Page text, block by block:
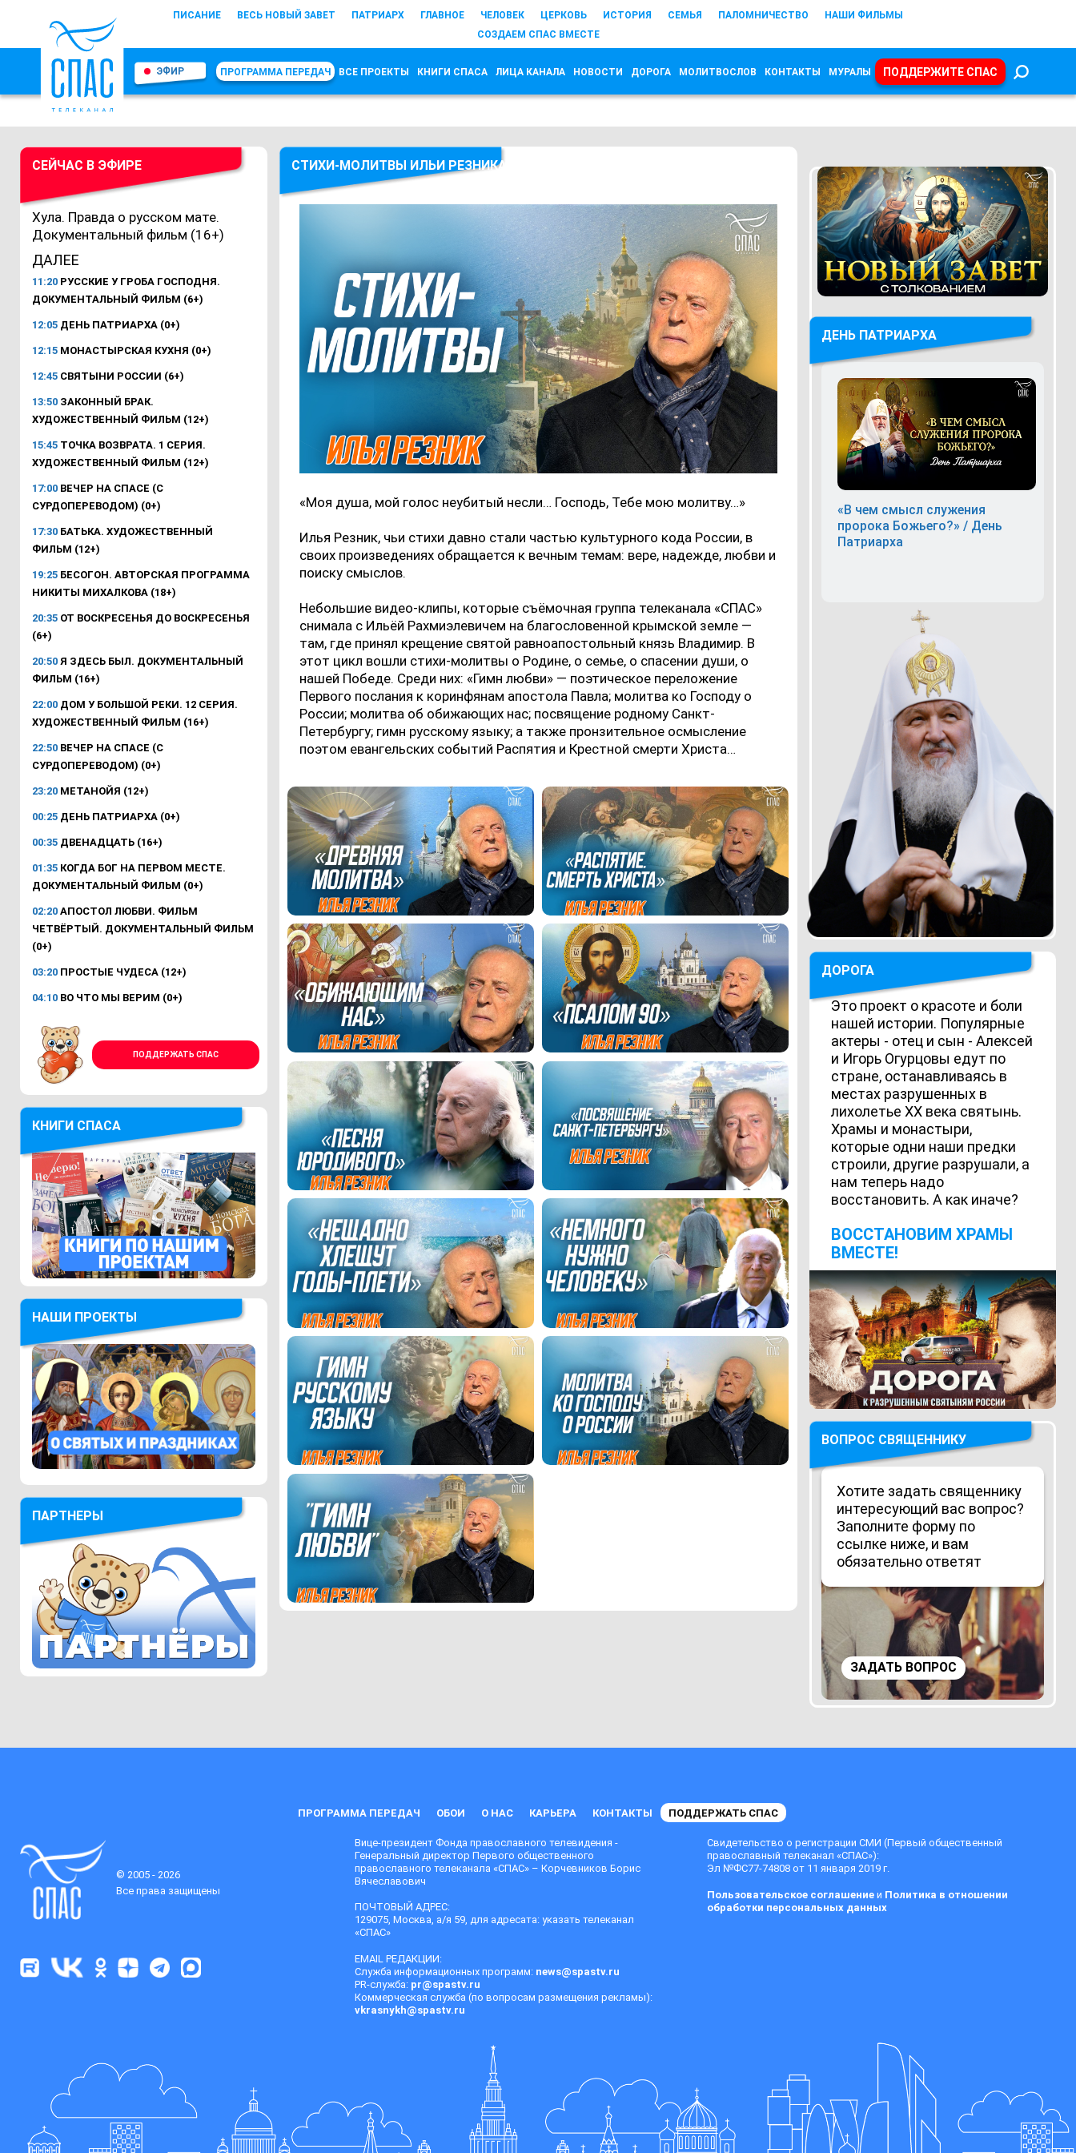
ПИСАНИЕ ВЕСЬ НОВЫЙ ЗАВЕТ ПАТРИАРХ ГЛАВНОЕ ЧЕЛОВЕК ЦЕРКОВЬ ИСТОРИЯ СЕМЬЯ ПАЛОМНИЧЕСТВО
НАШИ ФИЛЬМЫ
СОЗДАЕМ СПАС ВМЕСТЕ
ЭФИР ПРОГРАММА ПЕРЕДАЧ ВСЕ ПРОЕКТЫ КНИГИ СПАСА ЛИЦА КАНАЛА НОВОСТИ ДОРОГА МОЛИТВОСЛОВ КОНТАКТЫ МУРАЛЫ ПОДДЕРЖИТЕ СПАС
СЕЙЧАС В ЭФИРЕ
Хула. Правда о русском мате.
Документальный фильм (16+)
ДАЛЕЕ
11:20 РУССКИЕ У ГРОБА ГОСПОДНЯ.
ДОКУМЕНТАЛЬНЫЙ ФИЛЬМ (6+)
12:05 ДЕНЬ ПАТРИАРХА (0+)
12:15 МОНАСТЫРСКАЯ КУХНЯ (0+)
12:45 СВЯТЫНИ РОССИИ (6+)
13:50 ЗАКОННЫЙ БРАК.
ХУДОЖЕСТВЕННЫЙ ФИЛЬМ (12+)
15:45 ТОЧКА ВОЗВРАТА. 1 СЕРИЯ.
ХУДОЖЕСТВЕННЫЙ ФИЛЬМ (12+)
17:00 ВЕЧЕР НА СПАСЕ (С
СУРДОПЕРЕВОДОМ) (0+)
17:30 БАТЬКА. ХУДОЖЕСТВЕННЫЙ
ФИЛЬМ (12+)
19:25 БЕСОГОН. АВТОРСКАЯ ПРОГРАММА
НИКИТЫ МИХАЛКОВА (18+)
20:35 ОТ ВОСКРЕСЕНЬЯ ДО ВОСКРЕСЕНЬЯ
(6+)
20:50 Я ЗДЕСЬ БЫЛ. ДОКУМЕНТАЛЬНЫЙ
ФИЛЬМ (16+)
22:00 ДОМ У БОЛЬШОЙ РЕКИ. 12 СЕРИЯ.
ХУДОЖЕСТВЕННЫЙ ФИЛЬМ (16+)
22:50 ВЕЧЕР НА СПАСЕ (С
СУРДОПЕРЕВОДОМ) (0+)
23:20 МЕТАНОЙЯ (12+)
00:25 ДЕНЬ ПАТРИАРХА (0+)
00:35 ДВЕНАДЦАТЬ (16+)
01:35 КОГДА БОГ НА ПЕРВОМ МЕСТЕ.
ДОКУМЕНТАЛЬНЫЙ ФИЛЬМ (0+)
02:20 АПОСТОЛ ЛЮБВИ. ФИЛЬМ
ЧЕТВЁРТЫЙ. ДОКУМЕНТАЛЬНЫЙ ФИЛЬМ
(0+)
03:20 ПРОСТЫЕ ЧУДЕСА (12+)
04:10 ВО ЧТО МЫ ВЕРИМ (0+)
ПОДДЕРЖАТЬ СПАС
КНИГИ СПАСА
НАШИ ПРОЕКТЫ
ПАРТНЕРЫ
СТИХИ-МОЛИТВЫ ИЛЬИ РЕЗНИКА
«Моя душа, мой голос неубитый несли… Господь, Тебе мою молитву…»
Илья Резник, чьи стихи давно стали частью культурного кода России, в
своих произведениях обращается к вечным темам: вере, надежде, любви и
поиску смыслов.
Небольшие видео-клипы, которые съёмочная группа телеканала «СПАС»
снимала с Ильёй Рахмиэлевичем на благословенной крымской земле —
там, где принял крещение святой равноапостольный князь Владимир. В
этот цикл вошли стихи-молитвы о Родине, о семье, о спасении души, о
нашей Победе. Среди них: «Гимн любви» — поэтическое переложение
Первого послания к коринфянам апостола Павла; молитва ко Господу о
России; молитва об обижающих нас; посвящение родному Санкт-
Петербургу; гимн русскому языку; а также пронзительное осмысление
поэтом евангельских событий Распятия и Крестной смерти Христа…
ДЕНЬ ПАТРИАРХА
«В чем смысл служения
пророка Божьего?» / День
Патриарха
ДОРОГА
Это проект о красоте и боли
нашей истории. Популярные
актеры - отец и сын - Алексей
и Игорь Огурцовы едут по
стране, останавливаясь в
местах разрушенных в
лихолетье ХХ века святынь.
Храмы и монастыри,
которые одни наши предки
строили, другие разрушали, а
нам теперь надо
восстановить. А как иначе?
ВОCСТАНОВИМ ХРАМЫ
ВМЕСТЕ!
ВОПРОС СВЯЩЕННИКУ
Хотите задать священнику
интересующий вас вопрос?
Заполните форму по
ссылке ниже, и вам
обязательно ответят
ЗАДАТЬ ВОПРОС
ПРОГРАММА ПЕРЕДАЧ ОБОИ О НАС КАРЬЕРА КОНТАКТЫ ПОДДЕРЖАТЬ СПАС
© 2005 - 2026
Все права защищены
Вице-президент Фонда православного телевидения -
Генеральный директор Первого общественного
православного телеканала «СПАС» – Корчевников Борис
Вячеславович
ПОЧТОВЫЙ АДРЕС:
129075, Москва, а/я 59, для адресата: указать телеканал
«СПАС»
EMAIL РЕДАКЦИИ:
Служба информационных программ: news@spastv.ru
PR-служба: pr@spastv.ru
Коммерческая служба (по вопросам размещения рекламы):
vkrasnykh@spastv.ru
Свидетельство о регистрации СМИ (Первый общественный
православный телеканал «СПАС»):
Эл №ФС77-74808 от 11 января 2019 г.
Пользовательское соглашениеи Политика в отношении
обработки персональных данных